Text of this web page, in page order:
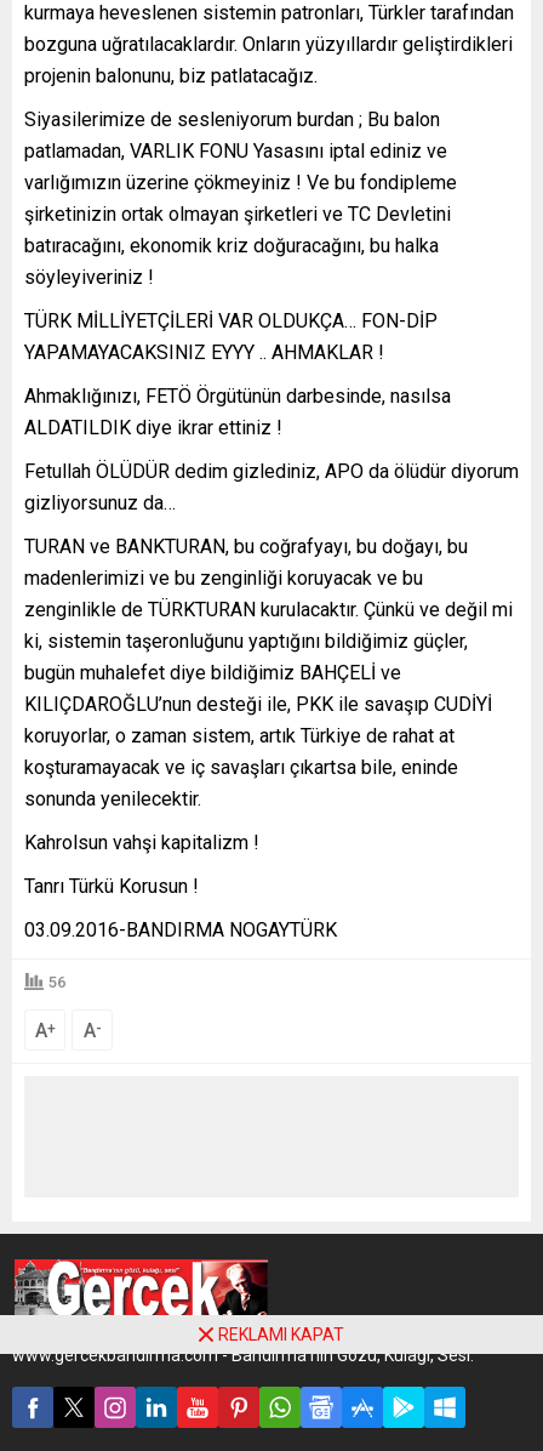
kurmaya heveslenen sistemin patronları, Türkler tarafından
bozguna uğratılacaklardır. Onların yüzyıllardır geliştirdikleri
projenin balonunu, biz patlatacağız.
Siyasilerimize de sesleniyorum burdan ; Bu balon
patlamadan, VARLIK FONU Yasasını iptal ediniz ve
varlığımızın üzerine çökmeyiniz ! Ve bu fondipleme
şirketinizin ortak olmayan şirketleri ve TC Devletini
batıracağını, ekonomik kriz doğuracağını, bu halka
söyleyiveriniz !
TÜRK MİLLİYETÇİLERİ VAR OLDUKÇA… FON-DİP
YAPAMAYACAKSINIZ EYYY .. AHMAKLAR !
Ahmaklığınızı, FETÖ Örgütünün darbesinde, nasılsa
ALDATILDIK diye ikrar ettiniz !
Fetullah ÖLÜDÜR dedim gizlediniz, APO da ölüdür diyorum
gizliyorsunuz da…
TURAN ve BANKTURAN, bu coğrafyayı, bu doğayı, bu
madenlerimizi ve bu zenginliği koruyacak ve bu
zenginlikle de TÜRKTURAN kurulacaktır. Çünkü ve değil mi
ki, sistemin taşeronluğunu yaptığını bildiğimiz güçler,
bugün muhalefet diye bildiğimiz BAHÇELİ ve
KILIÇDAROĞLU’nun desteği ile, PKK ile savaşıp CUDİYİ
koruyorlar, o zaman sistem, artık Türkiye de rahat at
koşturamayacak ve iç savaşları çıkartsa bile, eninde
sonunda yenilecektir.
Kahrolsun vahşi kapitalizm !
Tanrı Türkü Korusun !
03.09.2016-BANDIRMA NOGAYTÜRK
56
A+ A-
www.gercekbandirma.com - Bandırma'nın Gözü, Kulağı, Sesi.
REKLAMI KAPAT